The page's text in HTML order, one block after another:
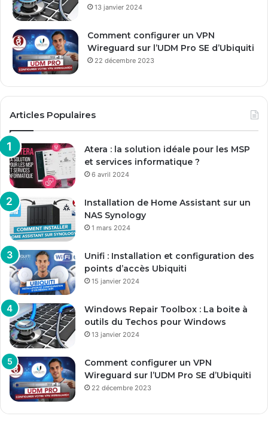
13 janvier 2024
Comment configurer un VPN
Wireguard sur l’UDM Pro SE d’Ubiquiti
22 décembre 2023
Articles Populaires
Atera : la solution idéale pour les MSP
et services informatique ?
6 avril 2024
Installation de Home Assistant sur un
NAS Synology
1 mars 2024
Unifi : Installation et configuration des
points d’accès Ubiquiti
15 janvier 2024
Windows Repair Toolbox : La boite à
outils du Techos pour Windows
13 janvier 2024
Comment configurer un VPN
Wireguard sur l’UDM Pro SE d’Ubiquiti
22 décembre 2023